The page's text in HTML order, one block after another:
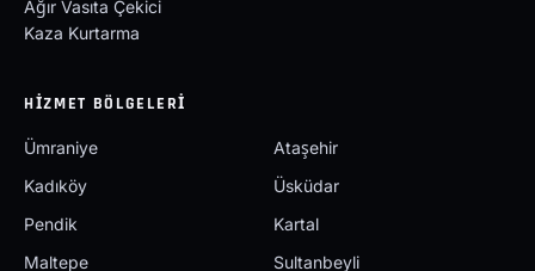
Ağır Vasıta Çekici
Kaza Kurtarma
HIZMET BÖLGELERI
Ümraniye
Ataşehir
Kadıköy
Üsküdar
Pendik
Kartal
Maltepe
Sultanbeyli